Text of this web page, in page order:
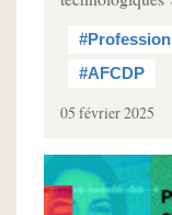
#AFCDP
05 février 2025